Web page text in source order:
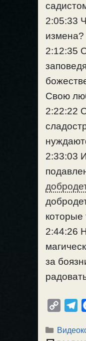
2:05:33
измена?
2:12:35
Свою
2:22:22
2:33:03
которые
2:44:26
за
p
l